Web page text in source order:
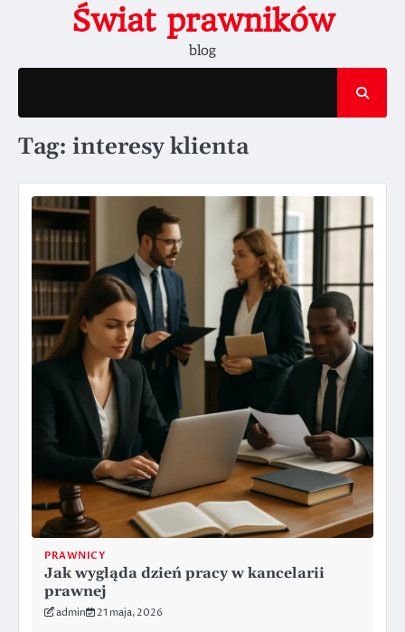
Świat prawników
blog
Tag: interesy klienta
PRAWNICY
Jak wygląda dzień pracy w kancelarii
prawnej
admin 21 maja, 2026